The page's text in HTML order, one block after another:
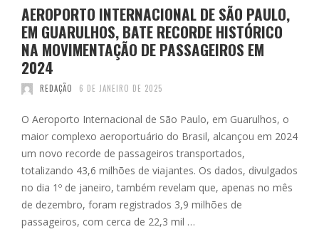
AEROPORTO INTERNACIONAL DE SÃO PAULO,
EM GUARULHOS, BATE RECORDE HISTÓRICO
NA MOVIMENTAÇÃO DE PASSAGEIROS EM
2024
REDAÇÃO 6 DE JANEIRO DE 2025
O Aeroporto Internacional de São Paulo, em Guarulhos, o
maior complexo aeroportuário do Brasil, alcançou em 2024
um novo recorde de passageiros transportados,
totalizando 43,6 milhões de viajantes. Os dados, divulgados
no dia 1º de janeiro, também revelam que, apenas no mês
de dezembro, foram registrados 3,9 milhões de
passageiros, com cerca de 22,3 mil …